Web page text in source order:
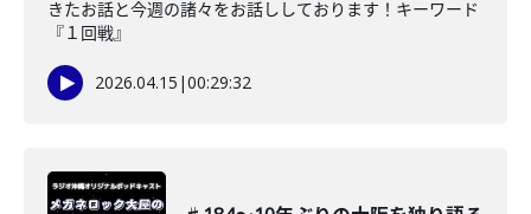
きたお話と今週の諸々をお話ししております！キーワード
『１回戦』
2026.04.15 |00:29:32